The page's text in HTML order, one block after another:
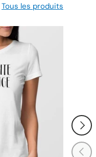
Tous les produits